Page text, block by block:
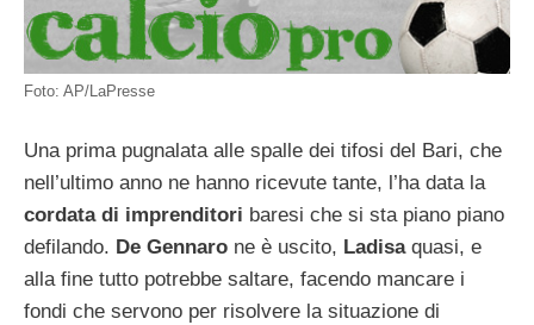
Foto: AP/LaPresse
Una prima pugnalata alle spalle dei tifosi del Bari, che
nell’ultimo anno ne hanno ricevute tante, l’ha data la
cordata di imprenditori baresi che si sta piano piano
defilando. De Gennaro ne è uscito, Ladisa quasi, e
alla fine tutto potrebbe saltare, facendo mancare i
fondi che servono per risolvere la situazione di